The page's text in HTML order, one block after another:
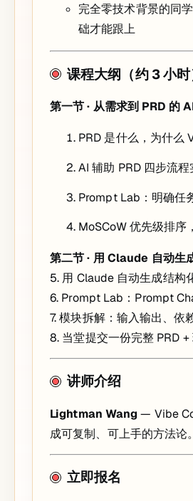
完全零技术背景的同
础才能跟上
课程大纲（约 3 小时
第一节 · 从需求到 PRD 的
PRD 是什么，为什么
AI 辅助 PRD 四步流
Prompt Lab：明确任
MoSCoW 优先级排序
第二节 · 用 Claude 自动生
5. 用 Claude 自动生成结构
6. Prompt Lab：Prompt
7. 模块拆解：输入输出、依
8. 当堂提交一份完整 PRD +
讲师介绍
Lightman Wang — Vibe
成可复制、可上手的方法论。
立即报名